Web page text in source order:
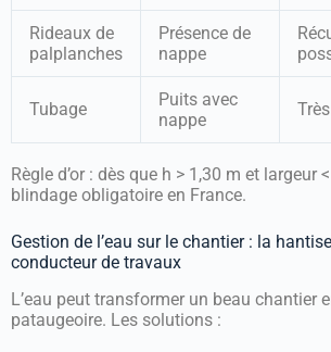
Rideaux de
palplanches
Présence de
nappe
Tubage
Puits avec
nappe
Règle d’or : dès que h > 1,30 m et largeur
blindage obligatoire en France.
Gestion de l’eau sur le chantier : la
conducteur de travaux
L’eau peut transformer un beau chantier
pataugeoire. Les solutions :